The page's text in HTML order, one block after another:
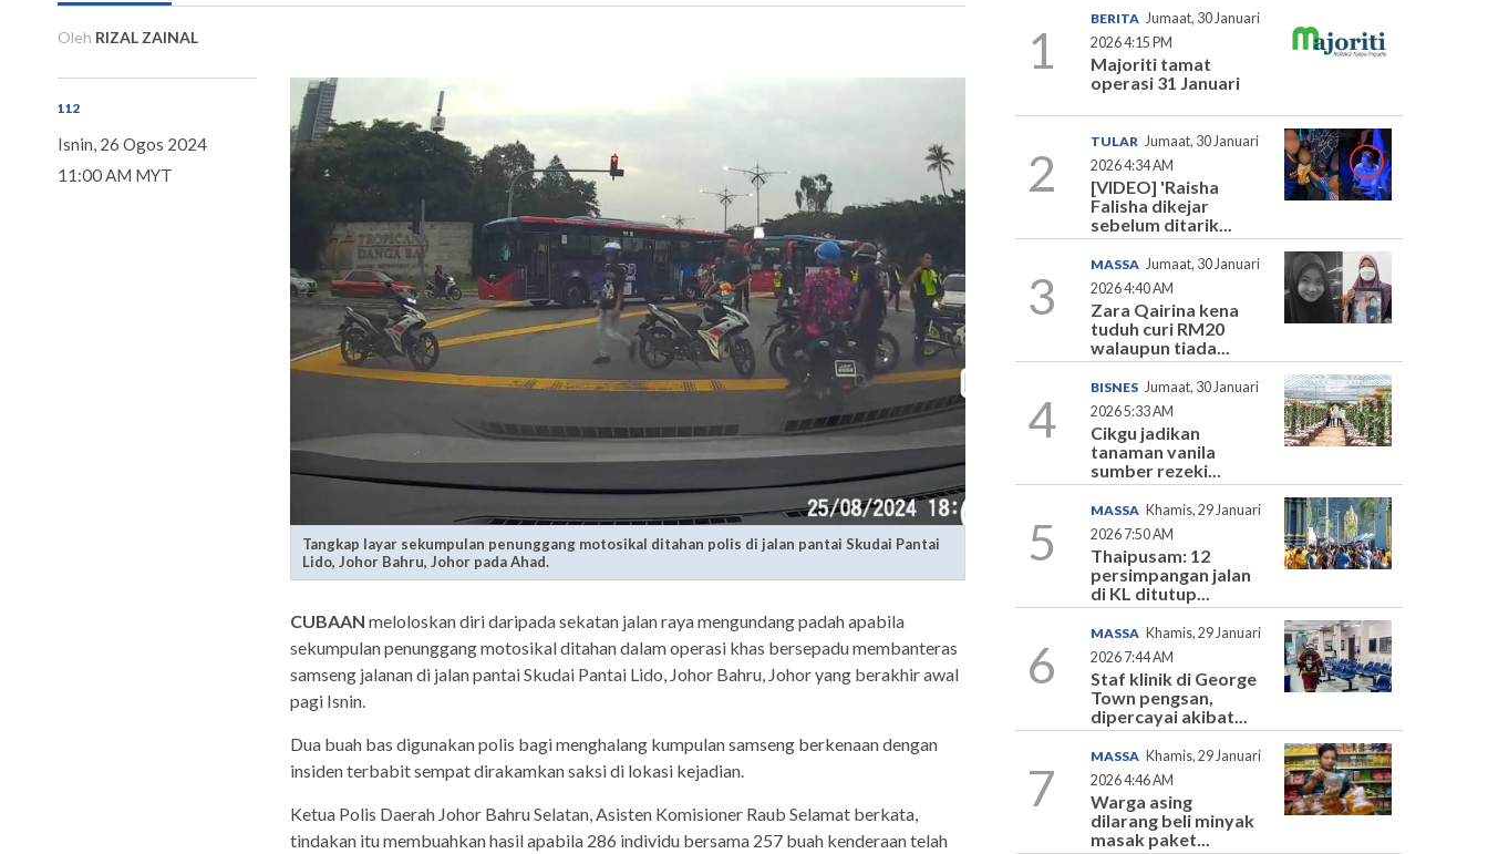
Oleh RIZAL ZAINAL
112
Isnin, 26 Ogos 2024
11:00 AM MYT
Tangkap layar sekumpulan penunggang motosikal ditahan polis di jalan pantai Skudai Pantai
Lido, Johor Bahru, Johor pada Ahad.
CUBAAN meloloskan diri daripada sekatan jalan raya mengundang padah apabila
sekumpulan penunggang motosikal ditahan dalam operasi khas bersepadu membanteras
samseng jalanan di jalan pantai Skudai Pantai Lido, Johor Bahru, Johor yang berakhir awal
pagi Isnin.
Dua buah bas digunakan polis bagi menghalang kumpulan samseng berkenaan dengan
insiden terbabit sempat dirakamkan saksi di lokasi kejadian.
Ketua Polis Daerah Johor Bahru Selatan, Asisten Komisioner Raub Selamat berkata,
tindakan itu membuahkan hasil apabila 286 individu bersama 257 buah kenderaan telah
1
BERITA Jumaat, 30 Januari
2026 4:15 PM
Majoriti tamat
operasi 31 Januari
2
TULAR Jumaat, 30 Januari
2026 4:34 AM
[VIDEO] 'Raisha
Falisha dikejar
sebelum ditarik...
3
MASSA Jumaat, 30 Januari
2026 4:40 AM
Zara Qairina kena
tuduh curi RM20
walaupun tiada...
4
BISNES Jumaat, 30 Januari
2026 5:33 AM
Cikgu jadikan
tanaman vanila
sumber rezeki...
5
MASSA Khamis, 29 Januari
2026 7:50 AM
Thaipusam: 12
persimpangan jalan
di KL ditutup...
6
MASSA Khamis, 29 Januari
2026 7:44 AM
Staf klinik di George
Town pengsan,
dipercayai akibat...
7
MASSA Khamis, 29 Januari
2026 4:46 AM
Warga asing
dilarang beli minyak
masak paket...